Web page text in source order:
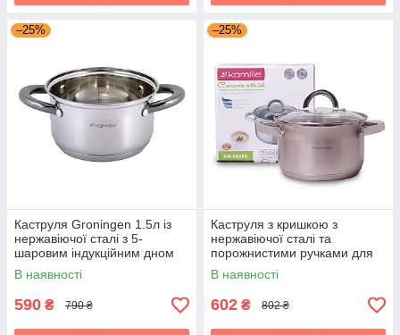
–25%
Каструля Groningen 1.5л із
нержавіючої сталі з 5-
шаровим індукційним дном
Kamille KM-4920
В наявності
590 ₴ 790 ₴
–25%
Каструля з кришкою з
нержавіючої сталі та
порожнистими ручками для
індукції та газу (2.5 л) Kamille
KM-5618S
В наявності
602 ₴ 802 ₴